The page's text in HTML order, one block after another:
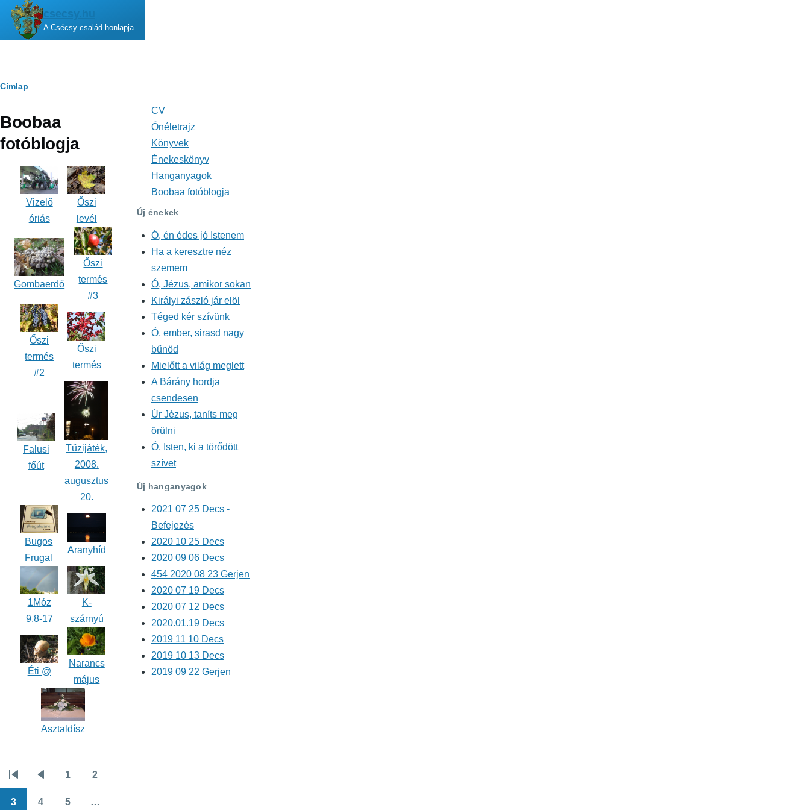
Ugrás a tartalomra
csecsy.hu
A Csécsy család honlapja
Morzsa
Címlap
Boobaa
fotóblogja
Vizelő
óriás
Őszi
levél
Gombaerdő
Őszi
termés
#3
Őszi
termés
#2
Őszi
termés
Falusi
főút
Tűzijáték,
2008.
augusztus
20.
Bugos
Frugal
Aranyhíd
1Móz
9,8-17
K-
szárnyú
Éti @
Narancs
május
Asztaldísz
Oldalszámozás
oldal
oldal
1 2
3 4 5 …
navigáció
CV
Önéletrajz
Könyvek
Énekeskönyv
Hanganyagok
Boobaa fotóblogja
Új énekek
Ó, én édes jó Istenem
Ha a keresztre néz
szemem
Ó, Jézus, amikor sokan
Királyi zászló jár elöl
Téged kér szívünk
Ó, ember, sirasd nagy
bűnöd
Mielőtt a világ meglett
A Bárány hordja
csendesen
Úr Jézus, taníts meg
örülni
Ó, Isten, ki a törődött
szívet
Új hanganyagok
2021 07 25 Decs -
Befejezés
2020 10 25 Decs
2020 09 06 Decs
454 2020 08 23 Gerjen
2020 07 19 Decs
2020 07 12 Decs
2020.01.19 Decs
2019 11 10 Decs
2019 10 13 Decs
2019 09 22 Gerjen